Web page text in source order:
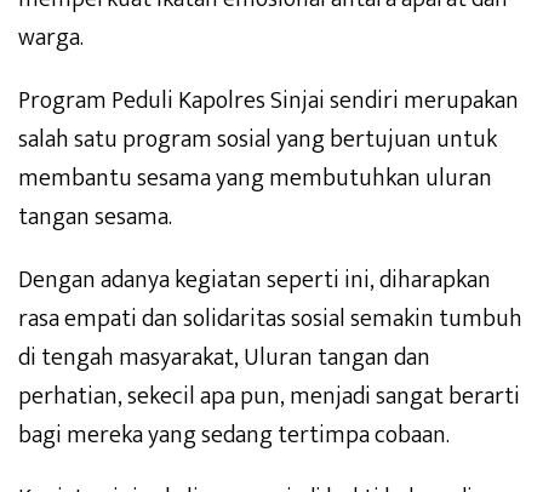
warga.
Program Peduli Kapolres Sinjai sendiri merupakan
salah satu program sosial yang bertujuan untuk
membantu sesama yang membutuhkan uluran
tangan sesama.
Dengan adanya kegiatan seperti ini, diharapkan
rasa empati dan solidaritas sosial semakin tumbuh
di tengah masyarakat, Uluran tangan dan
perhatian, sekecil apa pun, menjadi sangat berarti
bagi mereka yang sedang tertimpa cobaan.